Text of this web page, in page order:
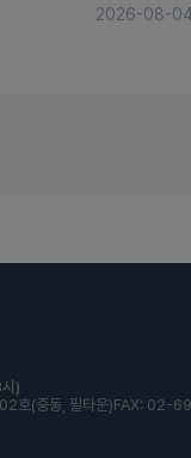
2026-08-
)
호(중동, 필타운)FAX: 02-